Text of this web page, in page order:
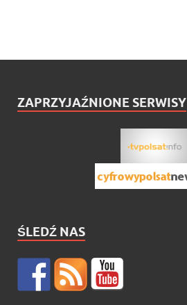
ZAPRZYJAŹNIONE SERWISY
ŚLEDŹ NAS